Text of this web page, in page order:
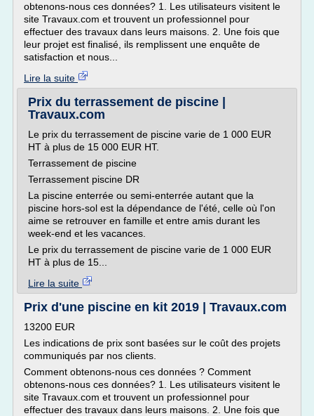
obtenons-nous ces données? 1. Les utilisateurs visitent le
site Travaux.com et trouvent un professionnel pour
effectuer des travaux dans leurs maisons. 2. Une fois que
leur projet est finalisé, ils remplissent une enquête de
satisfaction et nous...
Lire la suite
Prix du terrassement de piscine |
Travaux.com
Le prix du terrassement de piscine varie de 1 000 EUR
HT à plus de 15 000 EUR HT.
Terrassement de piscine
Terrassement piscine DR
La piscine enterrée ou semi-enterrée autant que la
piscine hors-sol est la dépendance de l'été, celle où l'on
aime se retrouver en famille et entre amis durant les
week-end et les vacances.
Le prix du terrassement de piscine varie de 1 000 EUR
HT à plus de 15...
Lire la suite
Prix d'une piscine en kit 2019 | Travaux.com
13200 EUR
Les indications de prix sont basées sur le coût des projets
communiqués par nos clients.
Comment obtenons-nous ces données ? Comment
obtenons-nous ces données? 1. Les utilisateurs visitent le
site Travaux.com et trouvent un professionnel pour
effectuer des travaux dans leurs maisons. 2. Une fois que